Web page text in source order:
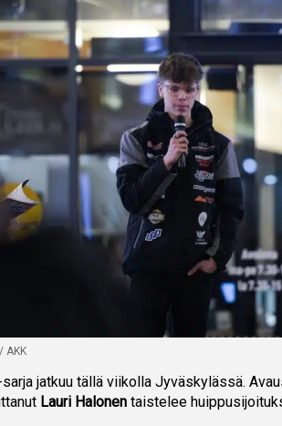
AKK
jatkuu tällä viikolla Jyväskylässä.
Lauri Halonen taistelee